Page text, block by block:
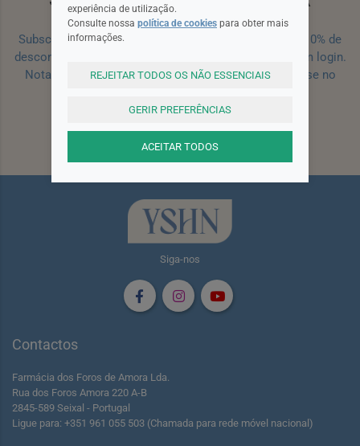
Subscreva a nossa newsletter e receba um cupão de 10% de
desconto para a sua próxima encomenda efetuada com login.
Nota: Para receber o cupão deverá primeiro registar-se no
Siga-nos
Contactos
Farmácia dos Foros de Amora Lda.
Rua dos Foros Amora 220 A-B
2845-589 Seixal - Portugal
Ligue para: +351 961 055 503 (Chamada para rede móvel nacional)
experiência de utilização.
Consulte nossa política de cookies para obter mais
informações.
REJEITAR TODOS OS NÃO ESSENCIAIS
GERIR PREFERÊNCIAS
ACEITAR TODOS